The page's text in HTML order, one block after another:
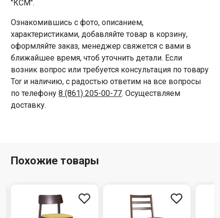
"КСМ".
Ознакомившись с фото, описанием,
характеристиками, добавляйте товар в корзину,
оформляйте заказ, менеджер свяжется с вами в
ближайшее время, чтоб уточнить детали. Если
возник вопрос или требуется консультация по товару
Tor и наличию, с радостью ответим на все вопросы
по телефону8 (861) 205-00-77. Осуществляем
доставку.
Похожие товары